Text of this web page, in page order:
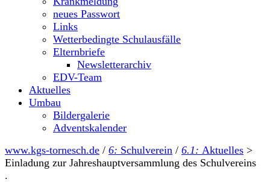
neues Passwort
Links
Wetterbedingte Schulausfälle
Elternbriefe
Newsletterarchiv
EDV-Team
Aktuelles
Umbau
Bildergalerie
Adventskalender
www.kgs-tornesch.de / 6: Schulverein / 6.1: Aktuelles >
Einladung zur Jahreshauptversammlung des Schulvereins
.